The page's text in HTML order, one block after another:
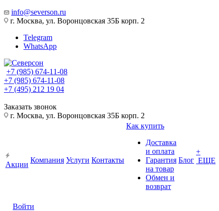
info@severson.ru
г. Москва, ул. Воронцовская 35Б корп. 2
Telegram
WhatsApp
+7 (985) 674-11-08
+7 (985) 674-11-08
+7 (495) 212 19 04
Заказать звонок
г. Москва, ул. Воронцовская 35Б корп. 2
Акции
Компания Услуги Контакты
Как купить
Доставка
и оплата
Гарантия
на товар
Обмен и
возврат
Блог
+
ЕЩЕ
Войти